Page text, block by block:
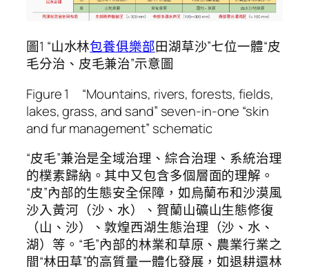
圖1 “山水林包養俱樂部田湖草沙”七位一體“皮
毛分治、皮毛兼治”示意圖
Figure 1 “Mountains, rivers, forests, fields,
lakes, grass, and sand” seven-in-one “skin
and fur management” schematic
“皮毛”兼治是全域治理、綜合治理、系統治理
的樸素歸納。其中又包含多個層面的理解。
“皮”內部的生態安全保障，如烏蘭布和沙漠風
沙入黃河（沙、水）、賀蘭山礦山生態修復
（山、沙）、敦煌西湖生態治理（沙、水、
湖）等。“毛”內部的林業和草原、農業行業之
間“林田草”的高質量一體化發展，如退耕還林